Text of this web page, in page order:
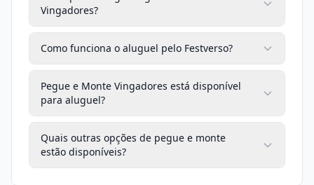
Vingadores?
Como funciona o aluguel pelo Festverso?
Pegue e Monte Vingadores está disponível
para aluguel?
Quais outras opções de pegue e monte
estão disponíveis?